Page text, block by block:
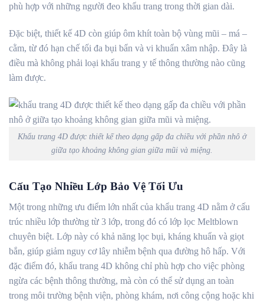
phù hợp với những người đeo khẩu trang trong thời gian dài.
Đặc biệt, thiết kế 4D còn giúp ôm khít toàn bộ vùng mũi – má –
cằm, từ đó hạn chế tối đa bụi bẩn và vi khuẩn xâm nhập. Đây là
điều mà không phải loại khẩu trang y tế thông thường nào cũng
làm được.
Khẩu trang 4D được thiết kế theo dạng gấp đa chiều với phần nhô ở
giữa tạo khoảng không gian giữa mũi và miệng.
Cấu Tạo Nhiều Lớp Bảo Vệ Tối Ưu
Một trong những ưu điểm lớn nhất của khẩu trang 4D nằm ở cấu
trúc nhiều lớp thường từ 3 lớp, trong đó có lớp lọc Meltblown
chuyên biệt. Lớp này có khả năng lọc bụi, kháng khuẩn và giọt
bắn, giúp giảm nguy cơ lây nhiễm bệnh qua đường hô hấp. Với
đặc điểm đó, khẩu trang 4D không chỉ phù hợp cho việc phòng
ngừa các bệnh thông thường, mà còn có thể sử dụng an toàn
trong môi trường bệnh viện, phòng khám, nơi công cộng hoặc khi